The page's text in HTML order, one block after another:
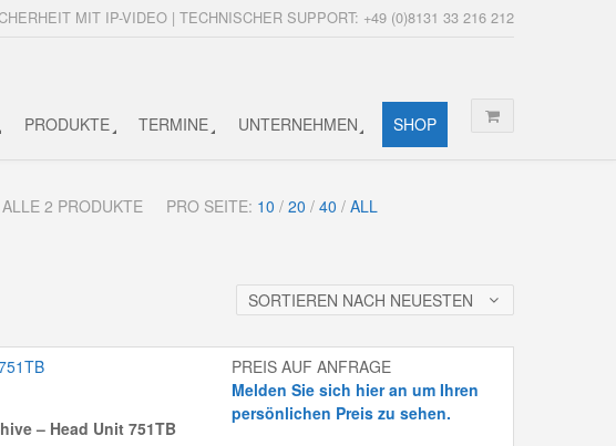
MIT IP-VIDEO | TECHNISCHER SUPPORT: +49 (0)8131 33 216 212
PRODUKTE TERMINE UNTERNEHMEN SHOP
2 PRODUKTE PRO SEITE: 10 / 20 / 40 / ALL
SORTIEREN NACH NEUESTEN
– Head Unit 751TB
PREIS AUF ANFRAGE
Melden Sie sich hier an um Ihren
persönlichen Preis zu sehen.